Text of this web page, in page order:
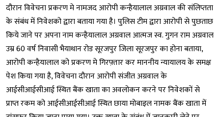
दौरान विवेचना प्रकरण मे नामजद आरोपी कन्हैयालाल अग्रवाल की संलिप्तता
के संबंध में निवेशको द्वारा बताया गया है। पुलिस टीम द्वारा आरोपी से पुछताछ
किये जाने पर अपना नाम कन्हैयालाल अग्रवाल आत्मज स्व. गुगन राम अग्रवाल
उम्र 60 वर्ष निवासी भैयाथान रोड सूरजपुर जिला सूरजपुर का होना बताया,
आरोपी कन्हैयालाल को प्रकरण मे गिरफ़्तार कर माननीय न्यायालय के समक्ष
पेश किया गया है, विवेचना दौरान आरोपी संजीत अग्रवाल के
आईसीआईसीआई स्थित बैंक खाता का अवलोकन करने पर निवेशकों से
प्राप्त रकम को आईसीआईसीआई स्थित छाया मोबाइल नामक बैंक खाता में